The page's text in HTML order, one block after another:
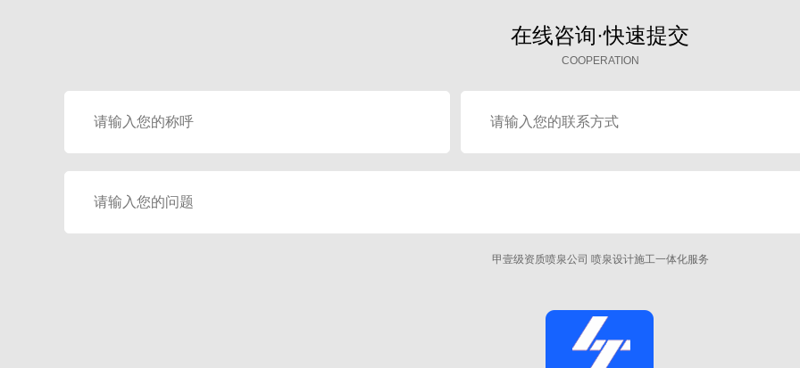
在线咨询·快速提交
COOPERATION
甲壹级资质喷泉公司 喷泉设计施工一体化服务